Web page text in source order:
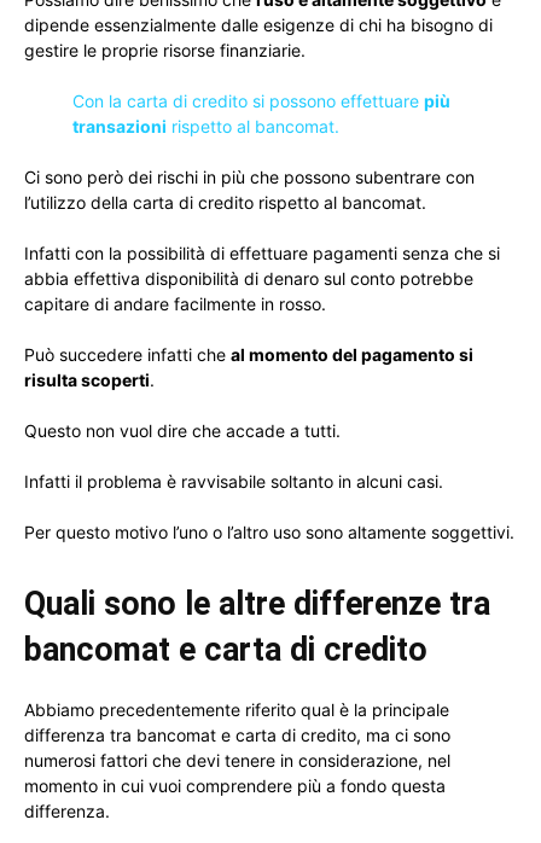
dipende essenzialmente dalle esigenze di chi ha bisogno di
gestire le proprie risorse finanziarie.
Con la carta di credito si possono effettuare più
transazioni rispetto al bancomat.
Ci sono però dei rischi in più che possono subentrare con
l’utilizzo della carta di credito rispetto al bancomat.
Infatti con la possibilità di effettuare pagamenti senza che si
abbia effettiva disponibilità di denaro sul conto potrebbe
capitare di andare facilmente in rosso.
Può succedere infatti che al momento del pagamento si
risulta scoperti.
Questo non vuol dire che accade a tutti.
Infatti il problema è ravvisabile soltanto in alcuni casi.
Per questo motivo l’uno o l’altro uso sono altamente soggettivi.
Quali sono le altre differenze tra
bancomat e carta di credito
Abbiamo precedentemente riferito qual è la principale
differenza tra bancomat e carta di credito, ma ci sono
numerosi fattori che devi tenere in considerazione, nel
momento in cui vuoi comprendere più a fondo questa
differenza.